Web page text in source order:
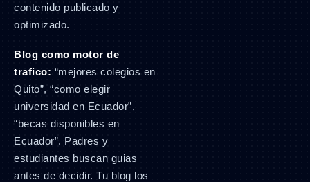
contenido publicado y
optimizado.
Blog como motor de
trafico: “mejores colegios en
Quito”, “como elegir
universidad en Ecuador”,
“becas disponibles en
Ecuador”. Padres y
estudiantes buscan guias
antes de decidir. Tu blog los